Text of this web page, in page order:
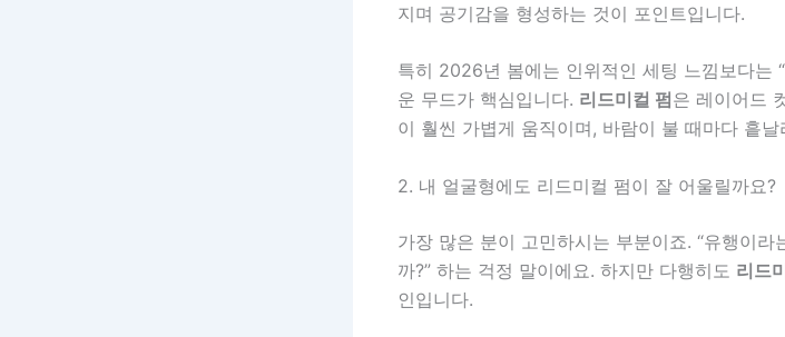
지며 공기감을 형성하는 것이 포인트입니다.
특히 2026년 봄에는 인위적인 세팅 느낌보다는
운 무드가 핵심입니다. 리드미컬 펌은 레이어드
이 훨씬 가볍게 움직이며, 바람이 불 때마다 흩
2. 내 얼굴형에도 리드미컬 펌이 잘 어울릴까요?
가장 많은 분이 고민하시는 부분이죠. “유행이
까?” 하는 걱정 말이에요. 하지만 다행히도 리드
인입니다.